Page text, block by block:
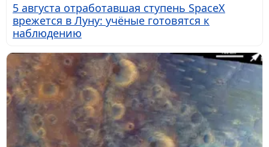
5 августа отработавшая ступень SpaceX
врежется в Луну: учёные готовятся к
наблюдению